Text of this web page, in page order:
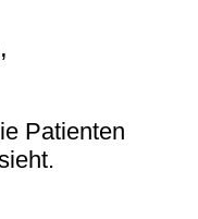
Patienten